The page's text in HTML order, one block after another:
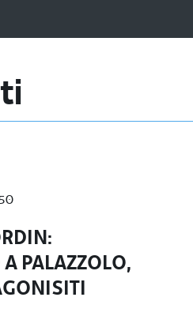
PALAZZOLO,